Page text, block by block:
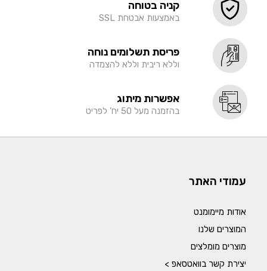
קניה בטוחה
באמצעות אבטחת SSL
פריסת תשלומים נוחה
וללא ריבית וללא להצמדה
אפשרות מיתוג
בהזמנה מעל 50 יח' לפריט
עמודי האתר
אודות מיימומנט
המוצרים שלנו
מוצרים מומלצים
יצירת קשר בוואטסאפ >